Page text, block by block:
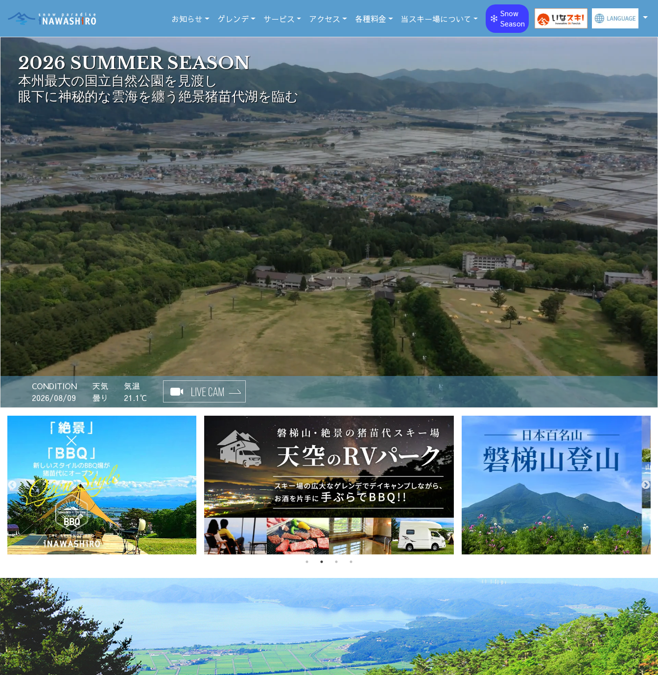
お知らせ ゲレンデ サービス アクセス 各種料金 当スキー場について
Snow
Season
2026 SUMMER SEASON
本州最大の国立自然公園を見渡し
眼下に神秘的な雲海を纏う絶景猪苗代湖を臨む
CONDITION
2026/08/09
天気
曇り
気温
21.1℃